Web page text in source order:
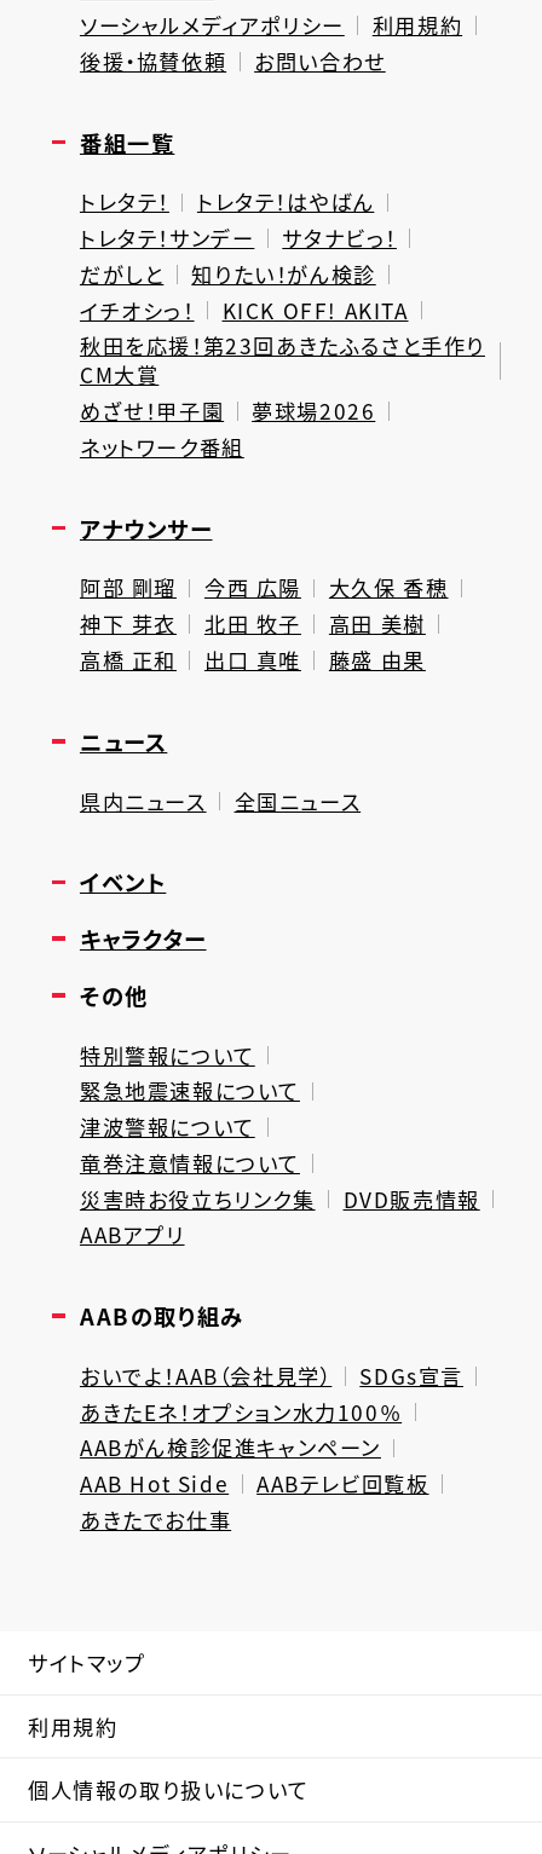
ソーシャルメディアポリシー
利用規約
後援・協賛依頼
お問い合わせ
番組一覧
トレタテ！
トレタテ！はやばん
トレタテ！サンデー
サタナビっ！
だがしと
知りたい！がん検診
イチオシっ！
KICK OFF! AKITA
秋田を応援！第23回あきたふるさと手作り
CM大賞
めざせ！甲子園
夢球場2026
ネットワーク番組
アナウンサー
阿部 剛瑠 今西 広陽
大久保 香穂
神下 芽衣
北田 牧子
高田 美樹
高橋 正和
出口 真唯 藤盛 由果
ニュース
県内ニュース 全国ニュース
イベント
キャラクター
その他
特別警報について
緊急地震速報について
津波警報について
竜巻注意情報について
災害時お役立ちリンク集
DVD販売情報
AABアプリ
AABの取り組み
おいでよ！AAB（会社見学）
SDGs宣言
あきたEネ！オプション水力100％
AABがん検診促進キャンペーン
AAB Hot Side
AABテレビ回覧板
あきたでお仕事
サイトマップ
利用規約
個人情報の取り扱いについて